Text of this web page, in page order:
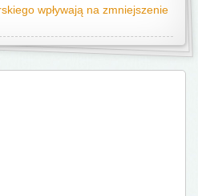
wpływają na zmniejszenie